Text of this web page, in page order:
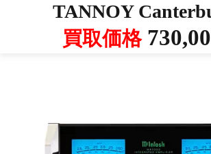
TANNOY
買取価格